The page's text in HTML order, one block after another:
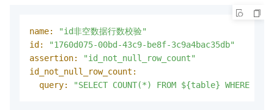
name:
"id非空数据行数校验"
id:
"1760d075-00bd-43c9-be8f-3c9a4bac35db"
assertion:
"id_not_null_row_count"
id_not_null_row_count:
query:
"SELECT COUNT(*) FROM ${table} WHERE